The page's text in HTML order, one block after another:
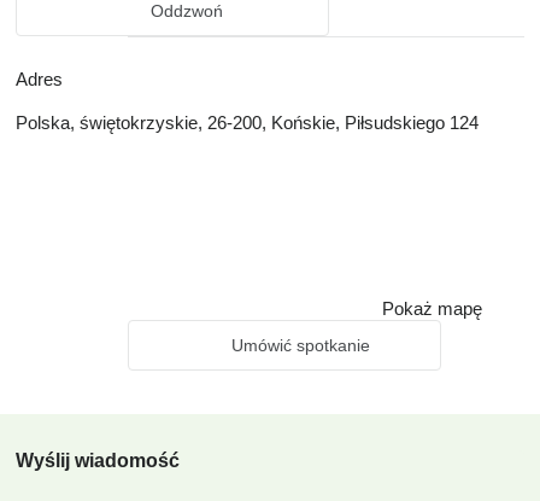
Oddzwoń
Adres
Polska, świętokrzyskie, 26-200, Końskie, Piłsudskiego 124
Pokaż mapę
Umówić spotkanie
Wyślij wiadomość